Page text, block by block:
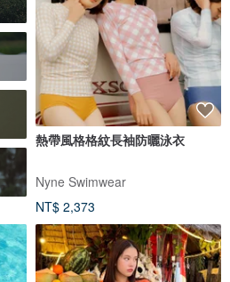
熱帶風格格紋長袖防曬泳衣
Nyne Swimwear
NT$ 2,373